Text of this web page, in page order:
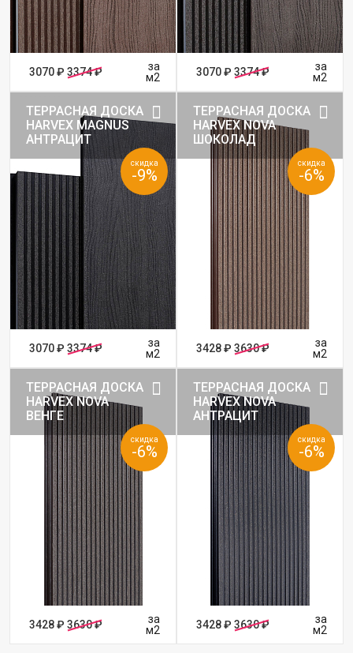
3070 ₽ 3374 ₽
за
м2
3070 ₽ 3374 ₽
за
м2
ТЕРРАСНАЯ ДОСКА
HARVEX MAGNUS
АНТРАЦИТ
скидка
-9%
3070 ₽ 3374 ₽
за
м2
ТЕРРАСНАЯ ДОСКА
HARVEX NOVA
ШОКОЛАД
скидка
-6%
3428 ₽ 3630 ₽
за
м2
ТЕРРАСНАЯ ДОСКА
HARVEX NOVA
ВЕНГЕ
скидка
-6%
3428 ₽ 3630 ₽
за
м2
ТЕРРАСНАЯ ДОСКА
HARVEX NOVA
АНТРАЦИТ
скидка
-6%
3428 ₽ 3630 ₽
за
м2